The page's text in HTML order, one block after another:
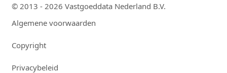
© 2013 - 2026 Vastgoeddata Nederland B.V.
Algemene voorwaarden
Copyright
Privacybeleid